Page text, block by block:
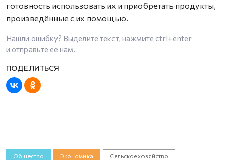
готовность использовать их и приобретать продукты,
произведённые с их помощью.
Нашли ошибку? Выделите текст, нажмите ctrl+enter
и отправьте ее нам.
Общество Экономика Сельское хозяйство